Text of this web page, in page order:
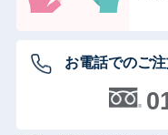
お電話でのご